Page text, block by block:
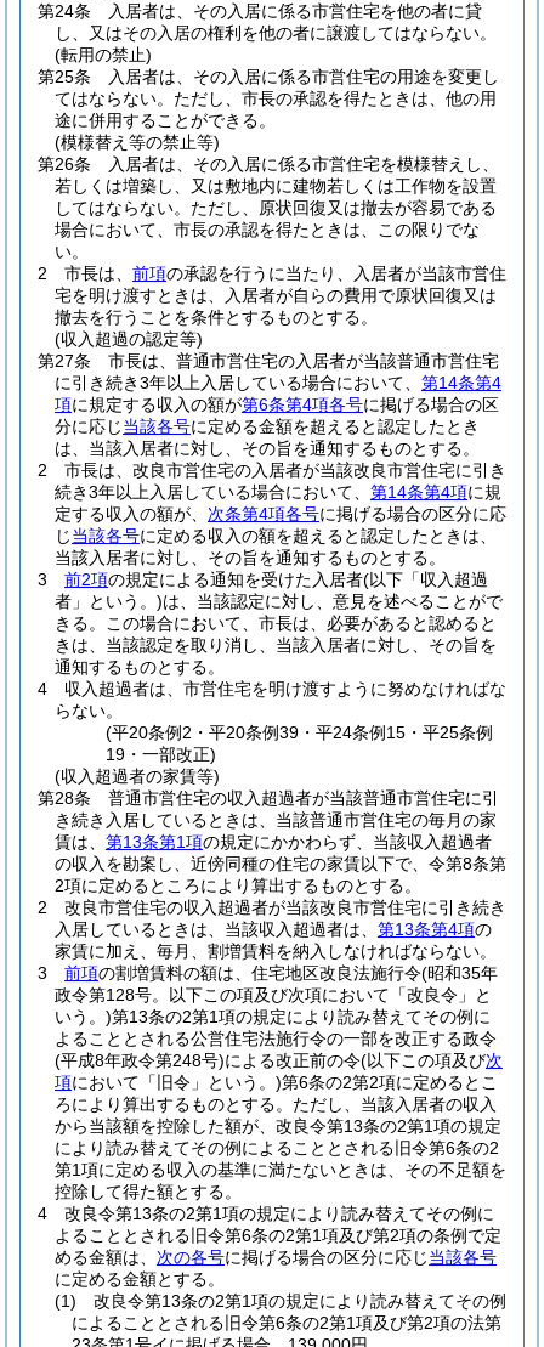
第24条
入居者は、その入居に係る市営住宅を他の者に貸
し、又はその入居の権利を他の者に譲渡してはならない。
(転用の禁止)
第25条
入居者は、その入居に係る市営住宅の用途を変更し
てはならない。 ただし、市長の承認を得たときは、他の用
途に併用することができる。
(模様替え等の禁止等)
第26条
入居者は、その入居に係る市営住宅を模様替えし、
若しくは増築し、又は敷地内に建物若しくは工作物を設置
してはならない。 ただし、原状回復又は撤去が容易である
場合において、市長の承認を得たときは、この限りでな
い。
2
市長は、 前項の承認を行うに当たり、入居者が当該市営住
宅を明け渡すときは、入居者が自らの費用で原状回復又は
撤去を行うことを条件とするものとする。
(収入超過の認定等)
第27条
市長は、普通市営住宅の入居者が当該普通市営住宅
に引き続き3年以上入居している場合において、 第14条第4
項に規定する収入の額が第6条第4項各号に掲げる場合の区
分に応じ当該各号に定める金額を超えると認定したとき
は、当該入居者に対し、その旨を通知するものとする。
2
市長は、改良市営住宅の入居者が当該改良市営住宅に引き
続き3年以上入居している場合において、 第14条第4項に規
定する収入の額が、 次条第4項各号に掲げる場合の区分に応
じ当該各号に定める収入の額を超えると認定したときは、
当該入居者に対し、その旨を通知するものとする。
3
前2項の規定による通知を受けた入居者(以下「収入超過
者」という。)は、当該認定に対し、意見を述べることがで
きる。
この場合において、市長は、必要があると認めると
きは、当該認定を取り消し、当該入居者に対し、その旨を
通知するものとする。
4
収入超過者は、市営住宅を明け渡すように努めなければな
らない。
(平20条例2・平20条例39・平24条例15・平25条例
19・一部改正)
(収入超過者の家賃等)
第28条
普通市営住宅の収入超過者が当該普通市営住宅に引
き続き入居しているときは、当該普通市営住宅の毎月の家
賃は、 第13条第1項の規定にかかわらず、当該収入超過者
の収入を勘案し、近傍同種の住宅の家賃以下で、令第8条第
2項に定めるところにより算出するものとする。
2
改良市営住宅の収入超過者が当該改良市営住宅に引き続き
入居しているときは、当該収入超過者は、 第13条第4項の
家賃に加え、毎月、割増賃料を納入しなければならない。
3
前項の割増賃料の額は、住宅地区改良法施行令(昭和35年
政令第128号。以下この項及び次項において「改良令」と
いう。)第13条の2第1項の規定により読み替えてその例に
よることとされる公営住宅法施行令の一部を改正する政令
(平成8年政令第248号)による改正前の令(以下この項及び次
項において「旧令」という。)第6条の2第2項に定めるとこ
ろにより算出するものとする。 ただし、当該入居者の収入
から当該額を控除した額が、改良令第13条の2第1項の規定
により読み替えてその例によることとされる旧令第6条の2
第1項に定める収入の基準に満たないときは、その不足額を
控除して得た額とする。
4
改良令第13条の2第1項の規定により読み替えてその例に
よることとされる旧令第6条の2第1項及び第2項の条例で定
める金額は、 次の各号に掲げる場合の区分に応じ当該各号
に定める金額とする。
(1)
改良令第13条の2第1項の規定により読み替えてその例
によることとされる旧令第6条の2第1項及び第2項の法第